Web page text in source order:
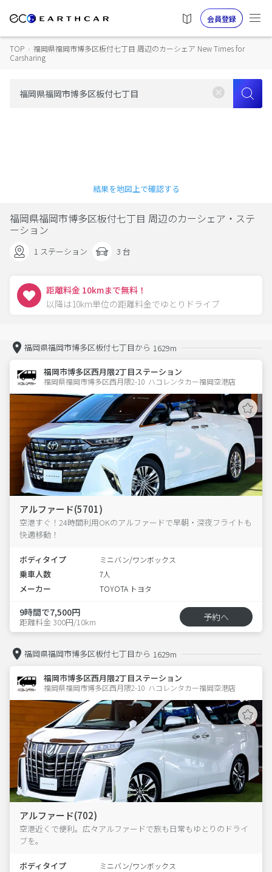
会員登録
TOP › 福岡県福岡市博多区板付七丁目 周辺のカーシェア New Times for
Carsharing
結果を地図上で確認する
福岡県福岡市博多区板付七丁目 周辺のカーシェア・ステ
ーション
1 ステーション 3 台
距離料金 10kmまで無料！
以降は10km単位の距離料金でゆとりドライブ
福岡県福岡市博多区板付七丁目から 1629m
福岡市博多区西月隈2丁目ステーション
福岡県福岡市博多区西月隈2-10  ハコレンタカー福岡空港店
アルファード(5701)
空港すぐ！24時間利用OKのアルファードで早朝・深夜フライトも
快適移動！
ボディタイプ ミニバン/ワンボックス
乗車人数 7人
メーカー TOYOTA トヨタ
9時間で7,500円
距離料金 300円/10km 予約へ
福岡県福岡市博多区板付七丁目から 1629m
福岡市博多区西月隈2丁目ステーション
福岡県福岡市博多区西月隈2-10  ハコレンタカー福岡空港店
アルファード(702)
空港近くで便利。広々アルファードで旅も日常もゆとりのドライ
ブを。
ボディタイプ ミニバン/ワンボックス